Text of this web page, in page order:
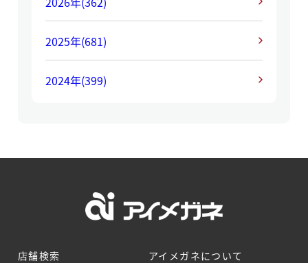
2025年(681)
2024年(399)
店舗検索
アイメガネについて